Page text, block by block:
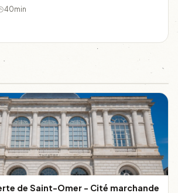
40min
de Saint-Omer - Cité marchande